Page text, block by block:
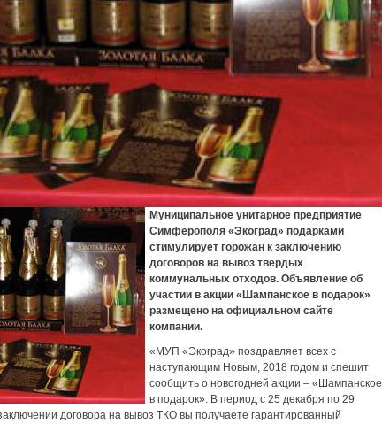
Муниципальное унитарное предприятие
Симферополя «Экоград» подарками
стимулирует горожан к заключению
договоров на вывоз твердых
коммунальных отходов. Объявление об
участии в акции «Шампанское в подарок»
размещено на официальном сайте
компании.
«МУП «Экоград» поздравляет всех с
наступающим Новым, 2018 годом и спешит
сообщить о новогодней акции – «Шампанское
в подарок». В период с 25 декабря по 29
договора на вывоз ТКО вы получаете гарантированный